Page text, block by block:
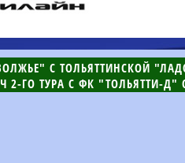
С ТОЛЬЯТТИНСКОЙ
ГО ТУРА С ФК "ТОЛЬЯТТИ-Д"